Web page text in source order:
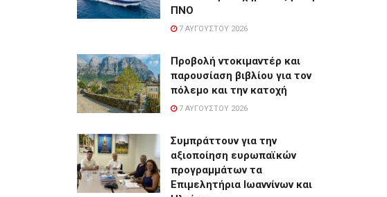
ΠΝΟ
7 ΑΥΓΟΎΣΤΟΥ 2026
Προβολή ντοκιμαντέρ και
παρουσίαση βιβλίου για τον
πόλεμο και την κατοχή
7 ΑΥΓΟΎΣΤΟΥ 2026
Συμπράττουν για την
αξιοποίηση ευρωπαϊκών
προγραμμάτων τα
Επιμελητήρια Ιωαννίνων και